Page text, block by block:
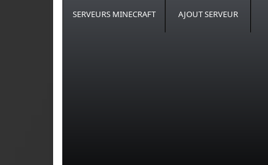
SERVEURS MINECRAFT AJOUT SERVEUR